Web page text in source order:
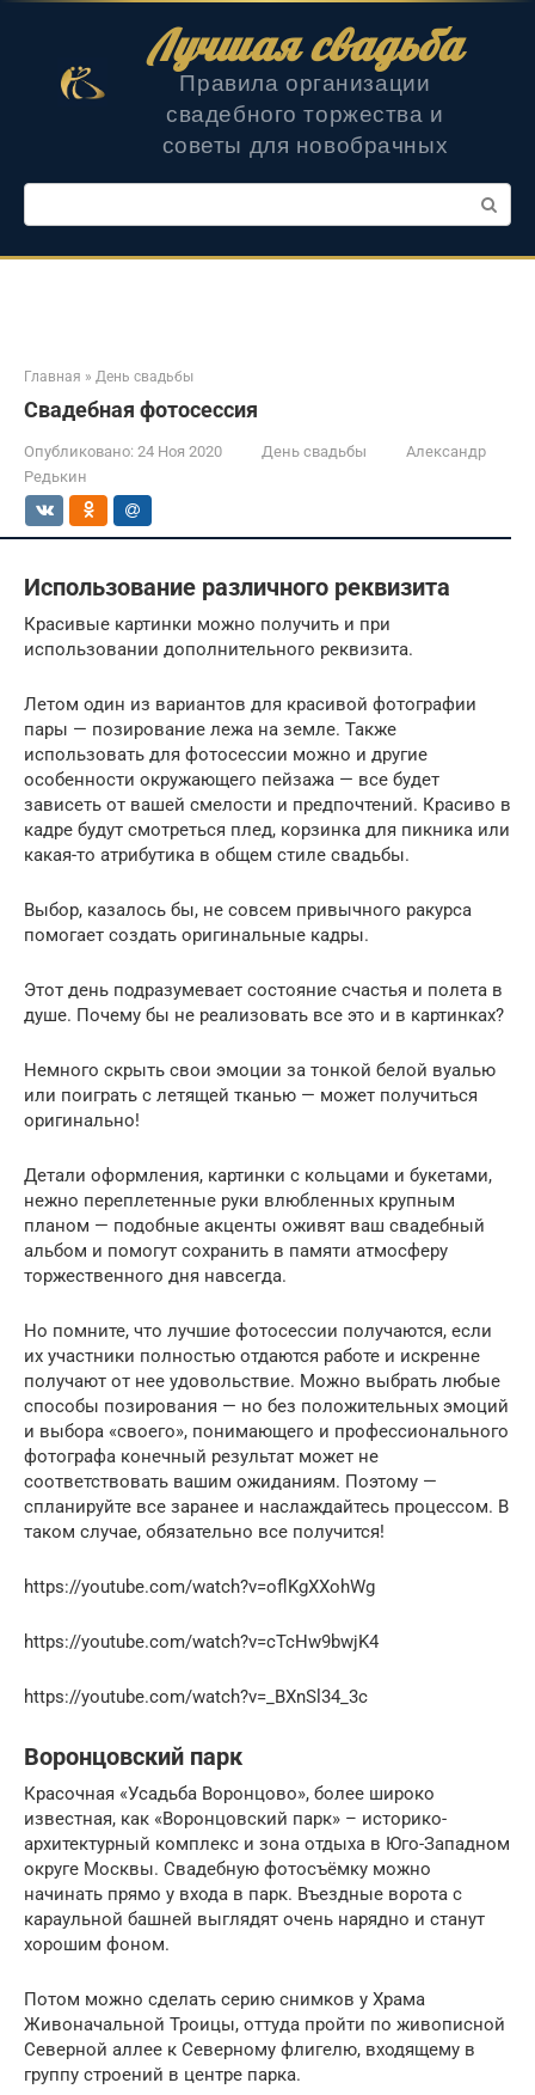
Лучшая свадьба
Правила организации
свадебного торжества и
советы для новобрачных
Поиск:
Главная » День свадьбы
Свадебная фотосессия
Опубликовано: 24 Ноя 2020 День свадьбы
Александр
Редькин
Использование различного реквизита
Красивые картинки можно получить и при
использовании дополнительного реквизита.
Летом один из вариантов для красивой фотографии
пары — позирование лежа на земле. Также
использовать для фотосессии можно и другие
особенности окружающего пейзажа — все будет
зависеть от вашей смелости и предпочтений. Красиво в
кадре будут смотреться плед, корзинка для пикника или
какая-то атрибутика в общем стиле свадьбы.
Выбор, казалось бы, не совсем привычного ракурса
помогает создать оригинальные кадры.
Этот день подразумевает состояние счастья и полета в
душе. Почему бы не реализовать все это и в картинках?
Немного скрыть свои эмоции за тонкой белой вуалью
или поиграть с летящей тканью — может получиться
оригинально!
Детали оформления, картинки с кольцами и букетами,
нежно переплетенные руки влюбленных крупным
планом — подобные акценты оживят ваш свадебный
альбом и помогут сохранить в памяти атмосферу
торжественного дня навсегда.
Но помните, что лучшие фотосессии получаются, если
их участники полностью отдаются работе и искренне
получают от нее удовольствие. Можно выбрать любые
способы позирования — но без положительных эмоций
и выбора «своего», понимающего и профессионального
фотографа конечный результат может не
соответствовать вашим ожиданиям. Поэтому —
спланируйте все заранее и наслаждайтесь процессом. В
таком случае, обязательно все получится!
https://youtube.com/watch?v=oflKgXXohWg
https://youtube.com/watch?v=cTcHw9bwjK4
https://youtube.com/watch?v=_BXnSl34_3c
Воронцовский парк
Красочная «Усадьба Воронцово», более широко
известная, как «Воронцовский парк» – историко-
архитектурный комплекс и зона отдыха в Юго-Западном
округе Москвы. Свадебную фотосъёмку можно
начинать прямо у входа в парк. Въездные ворота с
караульной башней выглядят очень нарядно и станут
хорошим фоном.
Потом можно сделать серию снимков у Храма
Живоначальной Троицы, оттуда пройти по живописной
Северной аллее к Северному флигелю, входящему в
группу строений в центре парка.